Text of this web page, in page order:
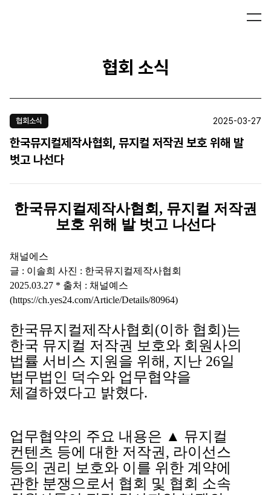
협회 소식
협회소식 2025-03-27
한국뮤지컬제작사협회, 뮤지컬 저작권 보호 위해 발
벗고 나선다
한국뮤지컬제작사협회, 뮤지컬 저작권
보호 위해 발 벗고 나선다
채널에스
글 : 이솔희 사진 : 한국뮤지컬제작사협회
2025.03.27 * 출처 : 채널예스
(https://ch.yes24.com/Article/Details/80964)
한국뮤지컬제작사협회(이하 협회)는
한국 뮤지컬 저작권 보호와 회원사의
법률 서비스 지원을 위해, 지난 26일
법무법인 덕수와 업무협약을
체결하였다고 밝혔다.
업무협약의 주요 내용은 ▲ 뮤지컬
컨텐츠 등에 대한 저작권, 라이선스
등의 권리 보호와 이를 위한 계약에
관한 분쟁으로서 협회 및 협회 소속